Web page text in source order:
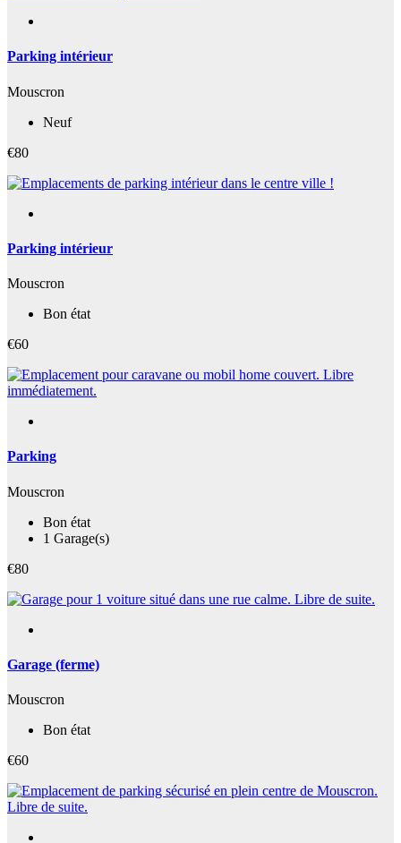
Parking intérieur
Mouscron
Neuf
€80
Parking intérieur
Mouscron
Bon état
€60
Parking
Mouscron
Bon état
1 Garage(s)
€80
Garage (ferme)
Mouscron
Bon état
€60